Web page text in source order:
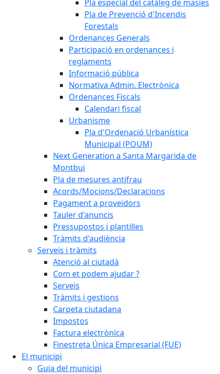
Pla especial del catàleg de masies
Pla de Prevenció d'Incendis
Forestals
Ordenances Generals
Participació en ordenances i
reglaments
Informació pública
Normativa Admin. Electrònica
Ordenances Fiscals
Calendari fiscal
Urbanisme
Pla d'Ordenació Urbanística
Municipal (POUM)
Next Generation a Santa Margarida de
Montbui
Pla de mesures antifrau
Acords/Mocions/Declaracions
Pagament a proveïdors
Tauler d'anuncis
Pressupostos i plantilles
Tràmits d'audiència
Serveis i tràmits
Atenció al ciutadà
Com et podem ajudar ?
Serveis
Tràmits i gestions
Carpeta ciutadana
Impostos
Factura electrònica
Finestreta Única Empresarial (FUE)
El municipi
Guia del municipi